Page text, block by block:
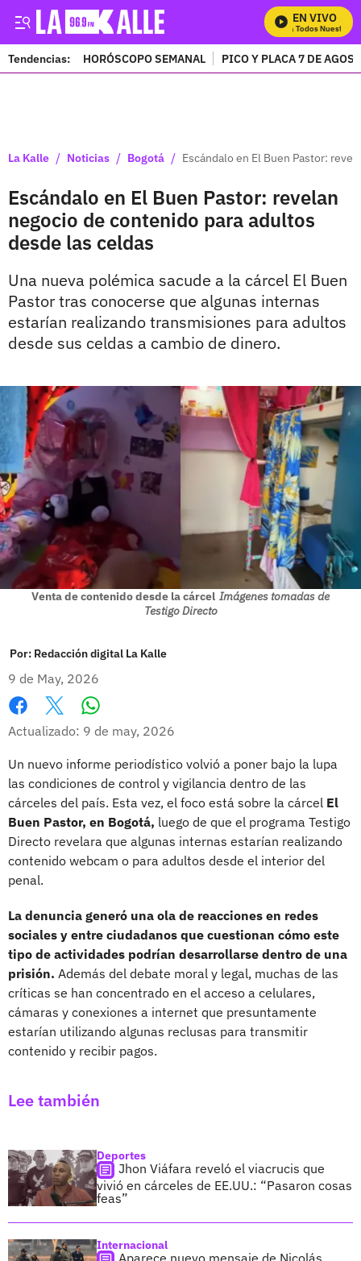
EN VIVO
Mira Todos Nuestros
Tendencias: HORÓSCOPO SEMANAL PICO Y PLACA 7 DE
La Kalle / Noticias / Bogotá / Escándalo en El Buen Pastor:
Escándalo en El Buen Pastor: revelan
negocio de contenido para adultos
desde las celdas
Una nueva polémica sacude a la cárcel El Buen
Pastor tras conocerse que algunas internas
estarían realizando transmisiones para adultos
desde sus celdas a cambio de dinero.
Venta de contenido desde la cárcel Imágenes tomadas de
Testigo Directo
Por: Redacción digital La Kalle
9 de May, 2026
Facebook
X
Actualizado: 9 de may, 2026
Un nuevo informe periodístico volvió a poner bajo la lupa
las condiciones de control y vigilancia dentro de las
cárceles del país. Esta vez, el foco está sobre la cárcel El
Buen Pastor, en Bogotá, luego de que el programa Testigo
Directo revelara que algunas internas estarían realizando
contenido webcam o para adultos desde el interior del
penal.
La denuncia generó una ola de reacciones en redes
sociales y entre ciudadanos que cuestionan cómo este
tipo de actividades podrían desarrollarse dentro de una
prisión. Además del debate moral y legal, muchas de las
críticas se han concentrado en el acceso a celulares,
cámaras y conexiones a internet que presuntamente
estarían utilizando algunas reclusas para transmitir
contenido y recibir pagos.
Lee también
Deportes
Jhon Viáfara reveló el viacrucis que
vivió en cárceles de EE.UU.: “Pasaron cosas
feas”
Internacional
Aparece nuevo mensaje de Nicolás